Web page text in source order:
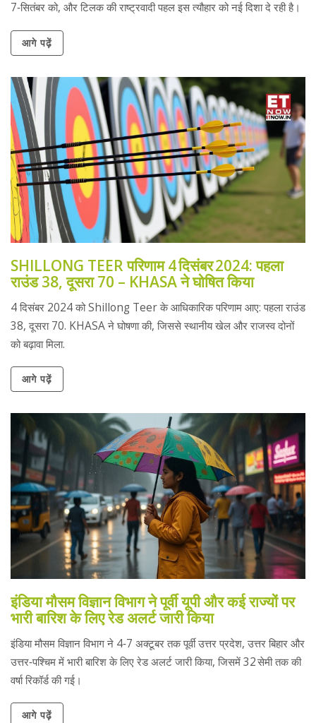
7‑सितंबर को, और टिलक की राष्ट्रवादी पहल इस त्यौहार को नई दिशा दे रही है।
आगे पढ़ें
SHILLONG TEER परिणाम 4 दिसंबर 2024: पहला
राउंड 38, दूसरा 70 – KHASA ने घोषित किया
4 दिसंबर 2024 को Shillong Teer के आधिकारिक परिणाम आए: पहला राउंड
38, दूसरा 70. KHASA ने घोषणा की, जिससे स्थानीय खेल और राजस्व दोनों
को बढ़ावा मिला.
आगे पढ़ें
इंडिया मौसम विज्ञान विभाग ने पूर्वी यूपी और कई राज्यों पर
भारी बारिश के लिए रेड अलर्ट जारी किया
इंडिया मौसम विज्ञान विभाग ने 4‑7 अक्टूबर तक पूर्वी उत्तर प्रदेश, उत्तर बिहार और
उत्तर‑पश्चिम में भारी बारिश के लिए रेड अलर्ट जारी किया, जिसमें 32 सेमी तक की
वर्षा रिकॉर्ड की गई।
आगे पढ़ें